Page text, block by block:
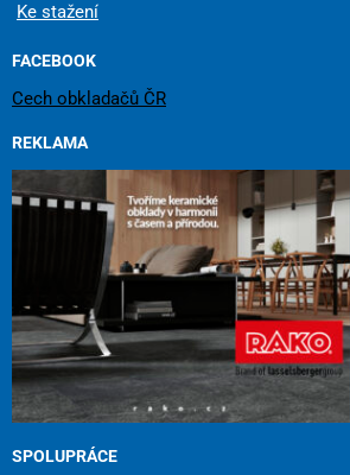
Ke stažení
FACEBOOK
Cech obkladačů ČR
REKLAMA
SPOLUPRÁCE